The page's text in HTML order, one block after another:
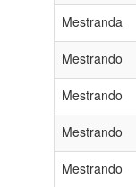
Mestranda
Mestrando
Mestrando
Mestrando
Mestrando